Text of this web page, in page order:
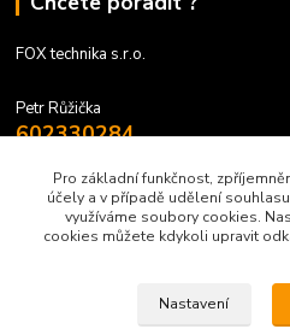
FOX technika s.r.o.
Petr Růžička
602330284
obchod@foxtechnika.cz
Pro základní funkčnost,
účely a v případě udělení
využíváme soubory cookies.
cookies můžete kdykoli upravit
Nastavení